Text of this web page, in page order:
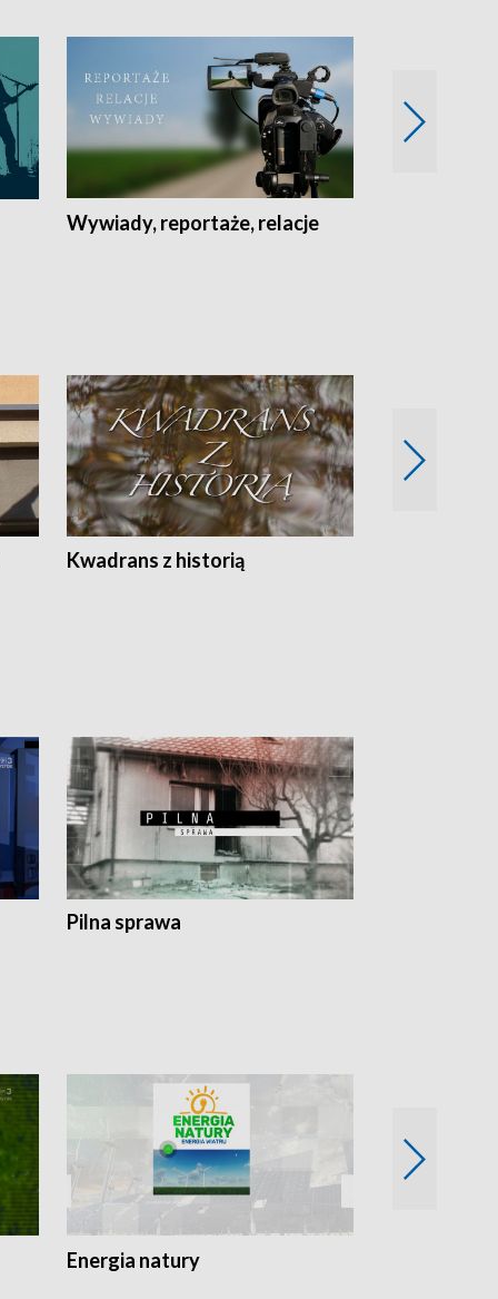
Wywiady, reportaże, relacje
Kwadrans z historią
Pilna sprawa
Energia natury